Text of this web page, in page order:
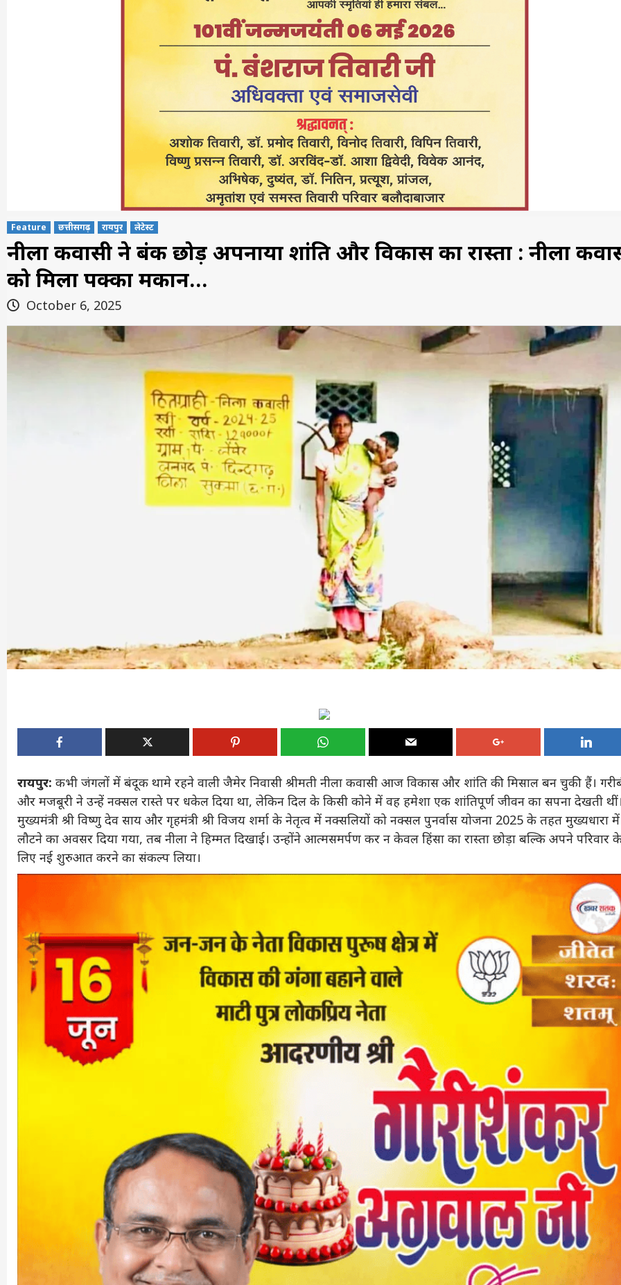
Feature छत्तीसगढ़ रायपुर लेटेस्ट
नीला कवासी ने बंदूक छोड़ अपनाया शांति और विकास का रास्ता : नीला
को मिला पक्का मकान…
October 6, 2025
रायपुर: कभी जंगलों में बंदूक थामे रहने वाली जैमेर निवासी श्रीमती नीला कवासी आज विकास और शांति की मिसाल बन चुकी हैं।
और मजबूरी ने उन्हें नक्सल रास्ते पर धकेल दिया था, लेकिन दिल के किसी कोने में वह हमेशा एक शांतिपूर्ण जीवन का सपना देखती थीं।
मुख्यमंत्री श्री विष्णु देव साय और गृहमंत्री श्री विजय शर्मा के नेतृत्व में नक्सलियों को नक्सल पुनर्वास योजना 2025 के तहत मुख्यधारा में
लौटने का अवसर दिया गया, तब नीला ने हिम्मत दिखाई। उन्होंने आत्मसमर्पण कर न केवल हिंसा का रास्ता छोड़ा बल्कि अपने परिवार
लिए नई शुरुआत करने का संकल्प लिया।